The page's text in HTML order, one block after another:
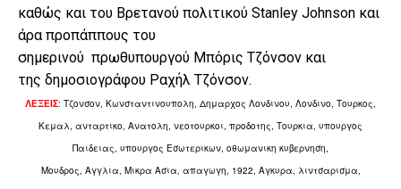
καθώς και του Βρετανού πολιτικού Stanley Johnson και
άρα προπάππους του
σημερινού πρωθυπουργού Μπόρις Τζόνσον και
της δημοσιογράφου Ραχήλ Τζόνσον.
ΛΕΞΕΙΣ: Τζονσον, Κωνσταντινουπολη, Δημαρχος Λονδινου, Λονδινο, Τουρκος,
Κεμαλ, ανταρτικο, Ανατολη, νεοτουρκοι, προδοτης, Τουρκια, υπουργος
Παιδειας, υπουργος Εσωτερικων, οθωμανικη κυβερνηση,
Μουδρος, Αγγλια, Μικρα Ασια, απαγωγη, 1922, Αγκυρα, λιντσαρισμα,